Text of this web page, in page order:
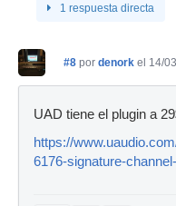
1 respuesta directa
#8 por denork el 14/
UAD tiene el plugin a
https://
6176-signature-